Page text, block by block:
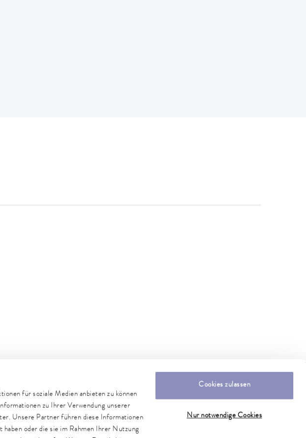
für soziale Medien anbieten zu können
zu Ihrer Verwendung unserer
Unsere Partner führen diese Informationen
oder die sie im Rahmen Ihrer Nutzung
Cookies zulassen
Nur notwendige Cookies